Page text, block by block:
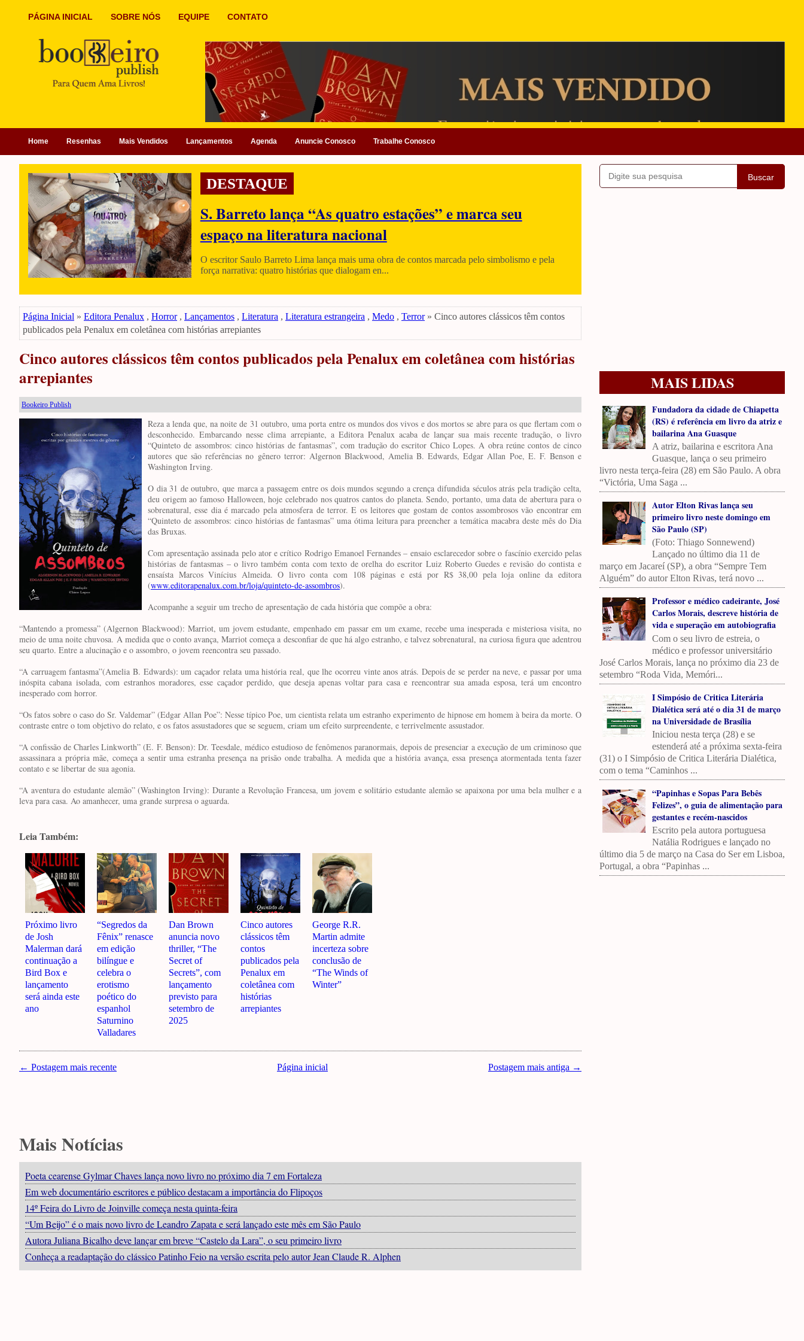
PÁGINA INICIAL SOBRE NÓS EQUIPE CONTATO
Home Resenhas Mais Vendidos Lançamentos Agenda Anuncie Conosco Trabalhe Conosco
DESTAQUE
S. Barreto lança “As quatro estações” e marca seu
espaço na literatura nacional
O escritor Saulo Barreto Lima lança mais uma obra de contos marcada pelo simbolismo e pela
força narrativa: quatro histórias que dialogam en...
Página Inicial » Editora Penalux , Horror, Lançamentos , Literatura , Literatura estrangeira , Medo , Terror» Cinco autores clássicos têm contos
publicados pela Penalux em coletânea com histórias arrepiantes
Cinco autores clássicos têm contos publicados pela Penalux em coletânea com histórias
arrepiantes
Bookeiro Publish
Reza a lenda que, na noite de 31 outubro, uma porta entre os mundos dos vivos e dos mortos se abre para os que flertam com o
desconhecido. Embarcando nesse clima arrepiante, a Editora Penalux acaba de lançar sua mais recente tradução, o livro
“Quinteto de assombros: cinco histórias de fantasmas”, com tradução do escritor Chico Lopes. A obra reúne contos de cinco
autores que são referências no gênero terror: Algernon Blackwood, Amelia B. Edwards, Edgar Allan Poe, E. F. Benson e
Washington Irving.
O dia 31 de outubro, que marca a passagem entre os dois mundos segundo a crença difundida séculos atrás pela tradição celta,
deu origem ao famoso Halloween, hoje celebrado nos quatros cantos do planeta. Sendo, portanto, uma data de abertura para o
sobrenatural, esse dia é marcado pela atmosfera de terror. E os leitores que gostam de contos assombrosos vão encontrar em
“Quinteto de assombros: cinco histórias de fantasmas” uma ótima leitura para preencher a temática macabra deste mês do Dia
das Bruxas.
Com apresentação assinada pelo ator e crítico Rodrigo Emanoel Fernandes – ensaio esclarecedor sobre o fascínio exercido pelas
histórias de fantasmas – o livro também conta com texto de orelha do escritor Luiz Roberto Guedes e revisão do contista e
ensaísta Marcos Vinícius Almeida. O livro conta com 108 páginas e está por R$ 38,00 pela loja online da editora
(www.editorapenalux.com.br/loja/quinteto-de-assombros).
Acompanhe a seguir um trecho de apresentação de cada história que compõe a obra:
“Mantendo a promessa” (Algernon Blackwood): Marriot, um jovem estudante, empenhado em passar em um exame, recebe uma inesperada e misteriosa visita, no
meio de uma noite chuvosa. A medida que o conto avança, Marriot começa a desconfiar de que há algo estranho, e talvez sobrenatural, na curiosa figura que adentrou
seu quarto. Entre a alucinação e o assombro, o jovem reencontra seu passado.
“A carruagem fantasma”(Amelia B. Edwards): um caçador relata uma história real, que lhe ocorreu vinte anos atrás. Depois de se perder na neve, e passar por uma
inóspita cabana isolada, com estranhos moradores, esse caçador perdido, que deseja apenas voltar para casa e reencontrar sua amada esposa, terá um encontro
inesperado com horror.
“Os fatos sobre o caso do Sr. Valdemar” (Edgar Allan Poe”: Nesse típico Poe, um cientista relata um estranho experimento de hipnose em homem à beira da morte. O
contraste entre o tom objetivo do relato, e os fatos assustadores que se seguem, criam um efeito surpreendente, e terrivelmente assustador.
“A confissão de Charles Linkworth” (E. F. Benson): Dr. Teesdale, médico estudioso de fenômenos paranormais, depois de presenciar a execução de um criminoso que
assassinara a própria mãe, começa a sentir uma estranha presença na prisão onde trabalha. A medida que a história avança, essa presença atormentada tenta fazer
contato e se libertar de sua agonia.
“A aventura do estudante alemão” (Washington Irving): Durante a Revolução Francesa, um jovem e solitário estudante alemão se apaixona por uma bela mulher e a
leva para casa. Ao amanhecer, uma grande surpresa o aguarda.
Leia Também:
Próximo livro
de Josh
Malerman dará
continuação a
Bird Box e
lançamento
será ainda este
ano
“Segredos da
Fênix” renasce
em edição
bilíngue e
celebra o
erotismo
poético do
espanhol
Saturnino
Valladares
Dan Brown
anuncia novo
thriller, “The
Secret of
Secrets”, com
lançamento
previsto para
setembro de
2025
Cinco autores
clássicos têm
contos
publicados pela
Penalux em
coletânea com
histórias
arrepiantes
George R.R.
Martin admite
incerteza sobre
conclusão de
“The Winds of
Winter”
← Postagem mais recente Postagem mais antiga →
Página inicial
Mais Notícias
Poeta cearense Gylmar Chaves lança novo livro no próximo dia 7 em Fortaleza
Em web documentário escritores e público destacam a importância do Flipoços
14º Feira do Livro de Joinville começa nesta quinta-feira
“Um Beijo” é o mais novo livro de Leandro Zapata e será lançado este mês em São Paulo
Autora Juliana Bicalho deve lançar em breve “Castelo da Lara”, o seu primeiro livro
Conheça a readaptação do clássico Patinho Feio na versão escrita pelo autor Jean Claude R. Alphen
Buscar
MAIS LIDAS
Fundadora da cidade de Chiapetta
(RS) é referência em livro da atriz e
bailarina Ana Guasque
A atriz, bailarina e escritora Ana
Guasque, lança o seu primeiro
livro nesta terça-feira (28) em São Paulo. A obra
“Victória, Uma Saga ...
Autor Elton Rivas lança seu
primeiro livro neste domingo em
São Paulo (SP)
(Foto: Thiago Sonnewend)
Lançado no último dia 11 de
março em Jacareí (SP), a obra “Sempre Tem
Alguém” do autor Elton Rivas, terá novo ...
Professor e médico cadeirante, José
Carlos Morais, descreve história de
vida e superação em autobiografia
Com o seu livro de estreia, o
médico e professor universitário
José Carlos Morais, lança no próximo dia 23 de
setembro “Roda Vida, Memóri...
I Simpósio de Critica Literária
Dialética será até o dia 31 de março
na Universidade de Brasília
Iniciou nesta terça (28) e se
estenderá até a próxima sexta-feira
(31) o I Simpósio de Critica Literária Dialética,
com o tema “Caminhos ...
“Papinhas e Sopas Para Bebês
Felizes”, o guia de alimentação para
gestantes e recém-nascidos
Escrito pela autora portuguesa
Natália Rodrigues e lançado no
último dia 5 de março na Casa do Ser em Lisboa,
Portugal, a obra “Papinhas ...